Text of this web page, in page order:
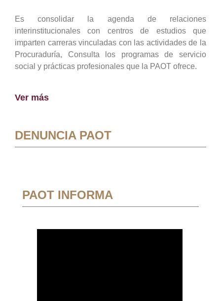
Es consolidar la agenda de relaciones
interinstitucionales con centros de estudios que
imparten carreras vinculadas con las actividades de la
Procuraduría, Consulta los programas de servicio
social y prácticas profesionales que la PAOT ofrece.
Ver más
DENUNCIA PAOT
PAOT INFORMA